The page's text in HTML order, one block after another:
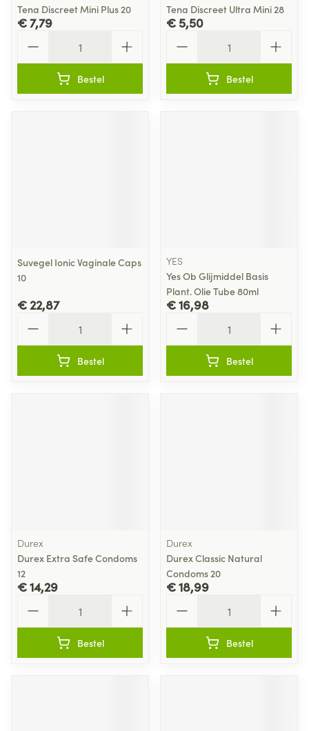
Tena Discreet Mini Plus 20
€ 7,79
Bestel
Tena Discreet Ultra Mini 28
€ 5,50
Bestel
Suvegel Ionic Vaginale Caps
10
€ 22,87
Bestel
YES
Yes Ob Glijmiddel Basis
Plant. Olie Tube 80ml
€ 16,98
Bestel
Durex
Durex Extra Safe Condoms
12
€ 14,29
Bestel
Durex
Durex Classic Natural
Condoms 20
€ 18,99
Bestel